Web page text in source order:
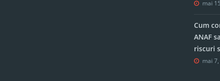
mai
Cum
ANAF
riscuri
mai